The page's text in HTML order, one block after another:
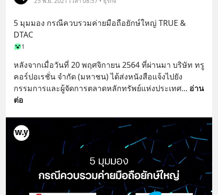
5 มุมมอง กรณีควบรวมค่ายมือถือยักษ์ใหญ่ TRUE &
DTAC
1
หลังจากเมื่อวันที่ 20 พฤศจิกายน 2564 ที่ผ่านมา บริษัท ทรู
คอร์ปอเรชั่น จำกัด (มหาชน) ได้ส่งหนังสือแจ้งไปยัง
กรรมการและผู้จัดการตลาดหลักทรัพย์แห่งประเทศ... อ่าน
ต่อ